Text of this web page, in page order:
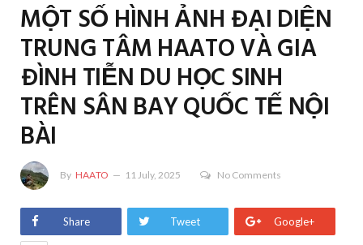
MỘT SỐ HÌNH ẢNH ĐẠI DIỆN
TRUNG TÂM HAATO VÀ GIA
ĐÌNH TIỄN DU HỌC SINH
TRÊN SÂN BAY QUỐC TẾ NỘI
BÀI
By HAATO 11 July, 2025 No Comments
Share Tweet Google+